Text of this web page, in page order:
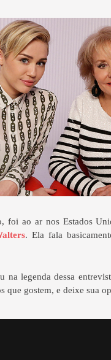
foi ao ar nos Estados
. Ela fala
na legenda dessa
que gostem, e deixe sua